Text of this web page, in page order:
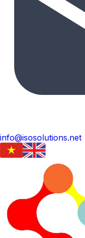
info@isosolutions.net